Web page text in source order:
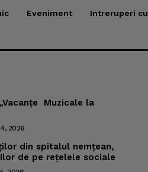
Eveniment Intreruperi
Muzicale la
2026
din spitalul nemţean,
de pe reţelele sociale